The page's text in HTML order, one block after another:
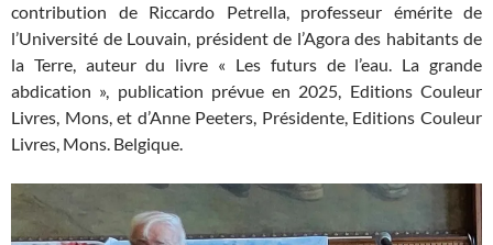
contribution de Riccardo Petrella, professeur émérite de
l’Université de Louvain, président de l’Agora des habitants de
la Terre, auteur du livre « Les futurs de l’eau. La grande
abdication », publication prévue en 2025, Editions Couleur
Livres, Mons, et d’Anne Peeters, Présidente, Editions Couleur
Livres, Mons. Belgique.